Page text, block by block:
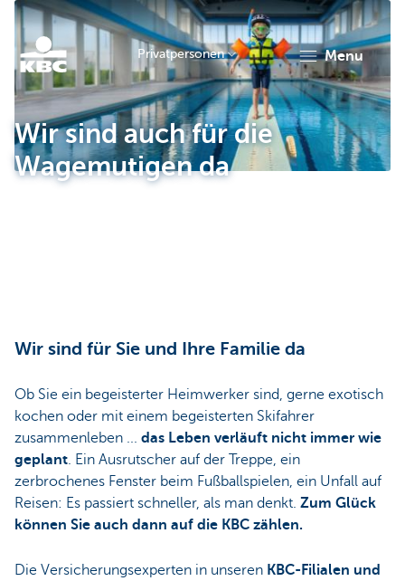
KBC
Privatpersonen menu
Wir sind auch für die
Wagemutigen da
Wir sind für Sie und Ihre Familie da
Ob Sie ein begeisterter Heimwerker sind, gerne exotisch
kochen oder mit einem begeisterten Skifahrer
zusammenleben ... das Leben verläuft nicht immer wie
geplant. Ein Ausrutscher auf der Treppe, ein
zerbrochenes Fenster beim Fußballspielen, ein Unfall auf
Reisen: Es passiert schneller, als man denkt. Zum Glück
können Sie auch dann auf die KBC zählen.
Die Versicherungsexperten in unseren KBC-Filialen und